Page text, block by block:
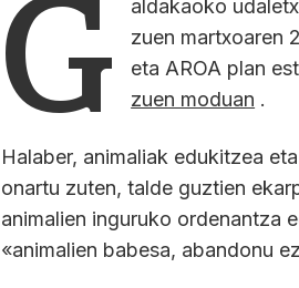
G
aldakaoko
zuen martxoaren
eta AROA plan
zuen moduan .
Halaber, animaliak edukitzea
onartu zuten, talde guztien
animalien inguruko ordenantza
«animalien babesa, abandonu